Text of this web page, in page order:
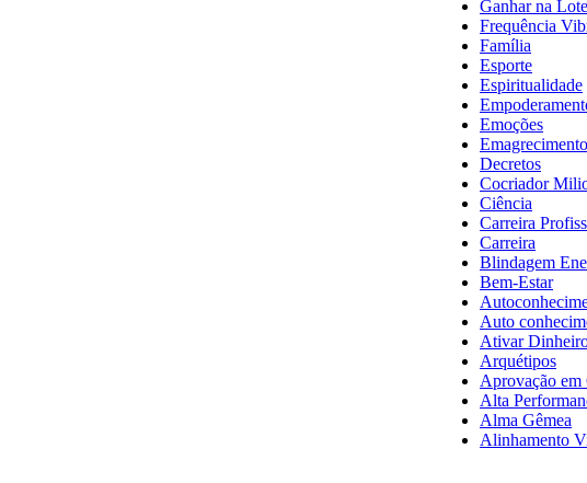
Ganhar na
Frequência
Família
Esporte
Espiritualidade
Emoções
Emagrecimento
Decretos
Cocriador
Ciência
Carreira
Carreira
Blindagem
Bem-Estar
Auto
Ativar
Arquétipos
Aprovação em
Alta
Alma Gêmea
Alinhamento